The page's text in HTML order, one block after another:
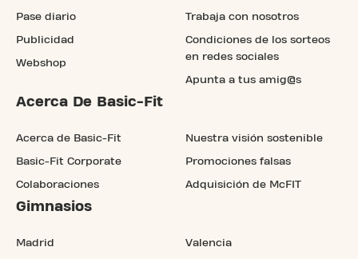
Pase diario
Publicidad
Webshop
Trabaja con nosotros
Condiciones de los sorteos
en redes sociales
Apunta a tus amig@s
Acerca De Basic-Fit
Acerca de Basic-Fit
Basic-Fit Corporate
Colaboraciones
Nuestra visión sostenible
Promociones falsas
Adquisición de McFIT
Gimnasios
Madrid Valencia